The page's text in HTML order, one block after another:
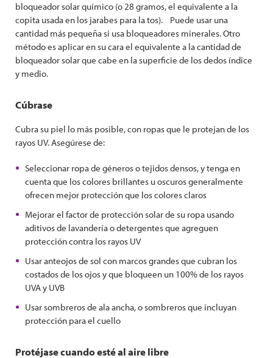
bloqueador solar químico (o 28 gramos, el equivalente a la
copita usada en los jarabes para la tos). Puede usar una
cantidad más pequeña si usa bloqueadores minerales. Otro
método es aplicar en su cara el equivalente a la cantidad de
bloqueador solar que cabe en la superficie de los dedos índice
y medio.
Cúbrase
Cubra su piel lo más posible, con ropas que le protejan de los
rayos UV. Asegúrese de:
Seleccionar ropa de géneros o tejidos densos, y tenga en
cuenta que los colores brillantes u oscuros generalmente
ofrecen mejor protección que los colores claros
Mejorar el factor de protección solar de su ropa usando
aditivos de lavandería o detergentes que agreguen
protección contra los rayos UV
Usar anteojos de sol con marcos grandes que cubran los
costados de los ojos y que bloqueen un 100% de los rayos
UVA y UVB
Usar sombreros de ala ancha, o sombreros que incluyan
protección para el cuello
Protéjase cuando esté al aire libre